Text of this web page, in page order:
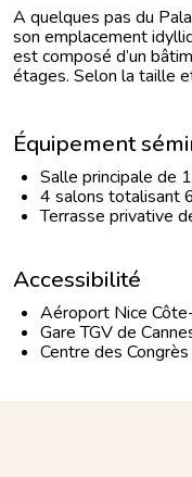
A quelques pas du
son emplacement
est composé d’un
étages. Selon la taille
Équipement
Salle principale de
4 salons totalisant
Terrasse privative
Accessibilité
Aéroport Nice
Gare TGV de
Centre des